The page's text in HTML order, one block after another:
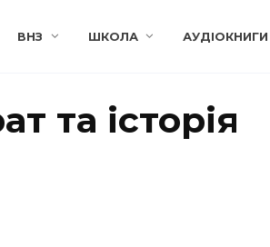
ВНЗ ШКОЛА АУДІОКНИГИ
та історія